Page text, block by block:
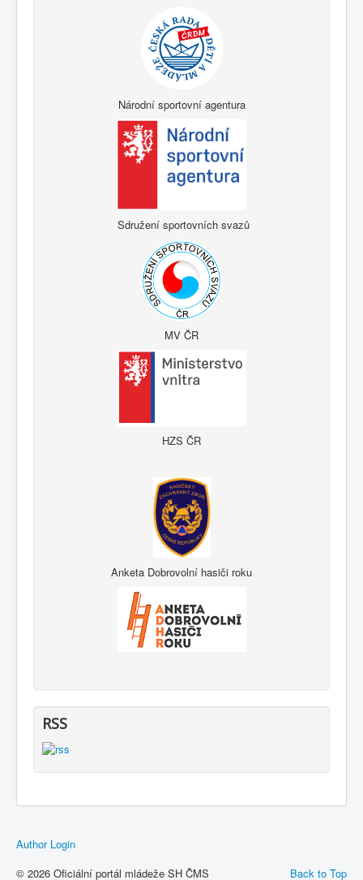
Národní sportovní agentura
Sdružení sportovních svazů
MV ČR
HZS ČR
Anketa Dobrovolní hasiči roku
RSS
Author Login
Back to Top
© 2026 Oficiální portál mládeže SH ČMS